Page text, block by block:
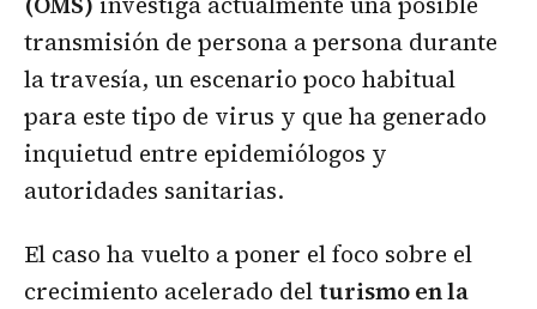
transmisión de persona a persona durante
la travesía, un escenario poco habitual
para este tipo de virus y que ha generado
inquietud entre epidemiólogos y
autoridades sanitarias.
El caso ha vuelto a poner el foco sobre el
crecimiento acelerado delturismo en la